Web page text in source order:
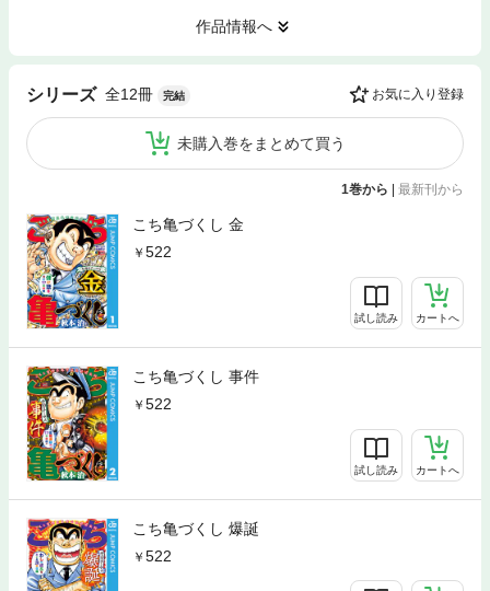
作品情報へ
シリーズ 全12冊 完結 お気に入り登録
未購入巻をまとめて買う
1巻から 最新刊から
こち亀づくし 金
522
試し読み カートへ
こち亀づくし 事件
522
試し読み カートへ
こち亀づくし 爆誕
522